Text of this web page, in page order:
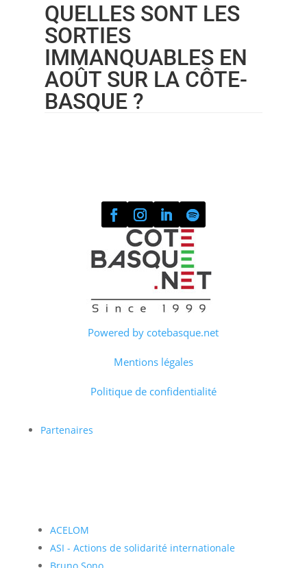
QUELLES SONT LES
SORTIES
IMMANQUABLES EN
AOÛT SUR LA CÔTE-
BASQUE ?
Powered by cotebasque.net
Mentions légales
Politique de confidentialité
Partenaires
ACELOM
ASI - Actions de solidarité internationale